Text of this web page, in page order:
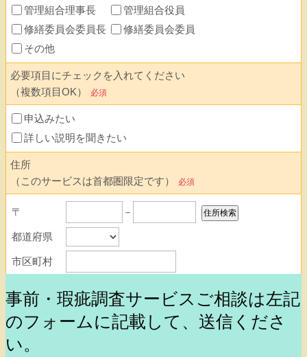
事前・瑕疵調査サービスご相談は左記
のフォームに記載して、送信くださ
い。